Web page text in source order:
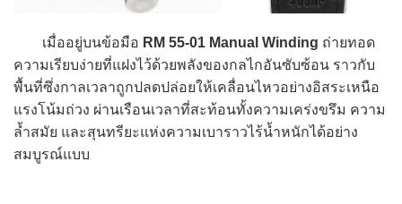
เมื่ออยู่บนข้อมือ RM 55-01 Manual Winding ถ่ายทอด
ความเรียบง่ายที่แฝงไว้ด้วยพลังของกลไกอันซับซ้อน ราวกับ
พื้นที่ซึ่งกาลเวลาถูกปลดปล่อยให้เคลื่อนไหวอย่างอิสระเหนือ
แรงโน้มถ่วง ผ่านเรือนเวลาที่สะท้อนทั้งความเคร่งขรึม ความ
ล้ำสมัย และสุนทรียะแห่งความเบาราวไร้น้ำหนักได้อย่าง
สมบูรณ์แบบ